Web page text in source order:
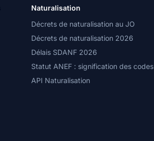
Naturalisation
Décrets de naturalisation au JO
Décrets de naturalisation 2026
Délais SDANF 2026
Statut ANEF : signification des codes
API Naturalisation